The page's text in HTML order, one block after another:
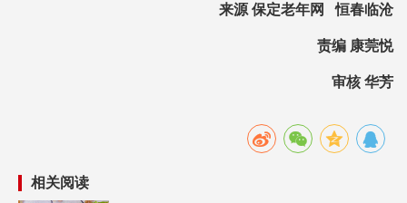
来源 保定老年网 恒春临沧
责编 康莞悦
审核 华芳
相关阅读